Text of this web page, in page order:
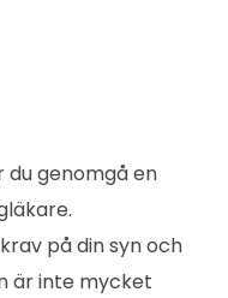
du genomgå en
på din syn och
är inte mycket